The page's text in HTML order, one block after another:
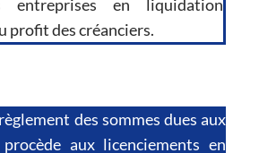
entreprises en liquidation
profit des créanciers.
des sommes dues aux
aux licenciements en